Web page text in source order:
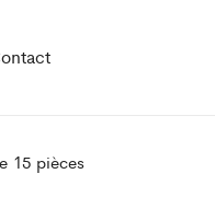
15 pièces